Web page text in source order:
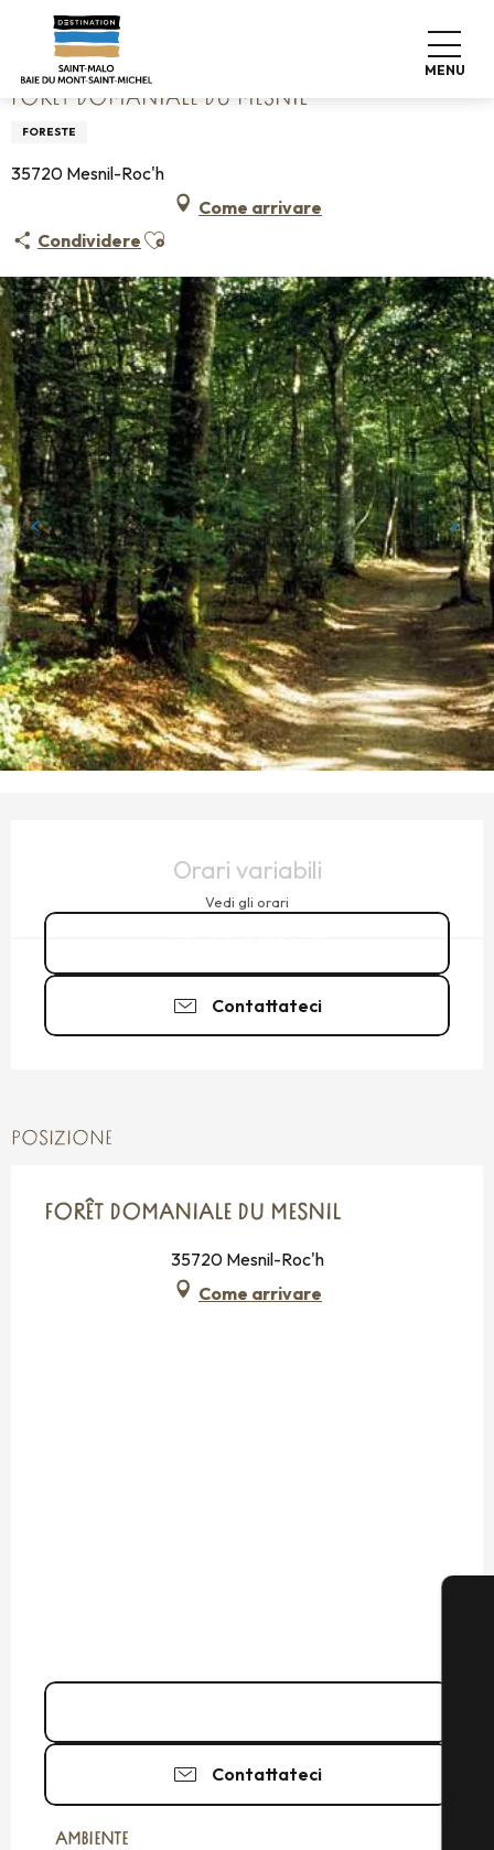
contenu
principal
MENU
Home Forêt Domaniale du Mesnil
FORÊT DOMANIALE DU MESNIL
FORESTE
35720 Mesnil-Roc'h
Come arrivare
Condividere Ajouter aux favoris
Orari variabili
Vedi gli orari
Contattateci
POSIZIONE
FORÊT DOMANIALE DU MESNIL
35720 Mesnil-Roc'h
Come arrivare
Contattateci
AMBIENTE
AMBIENTE